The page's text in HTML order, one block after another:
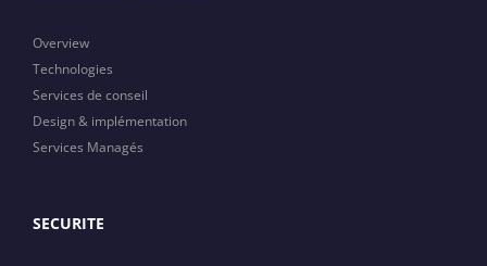
Overview
Technologies
Services de conseil
Design & implémentation
Services Managés
SECURITE